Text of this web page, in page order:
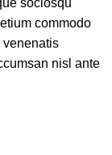
sociosqu
commodo
venenatis
nisl ante